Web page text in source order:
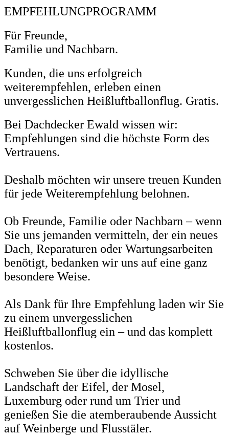
EMPFEHLUNGPROGRAMM
Für Freunde,
Familie und Nachbarn.
Kunden, die uns erfolgreich
weiterempfehlen, erleben einen
unvergesslichen Heißluftballonflug. Gratis.
Bei Dachdecker Ewald wissen wir:
Empfehlungen sind die höchste Form des
Vertrauens.
Deshalb möchten wir unsere treuen Kunden
für jede Weiterempfehlung belohnen.
Ob Freunde, Familie oder Nachbarn – wenn
Sie uns jemanden vermitteln, der ein neues
Dach, Reparaturen oder Wartungsarbeiten
benötigt, bedanken wir uns auf eine ganz
besondere Weise.
Als Dank für Ihre Empfehlung laden wir Sie
zu einem unvergesslichen
Heißluftballonflug ein – und das komplett
kostenlos.
Schweben Sie über die idyllische
Landschaft der Eifel, der Mosel,
Luxemburg oder rund um Trier und
genießen Sie die atemberaubende Aussicht
auf Weinberge und Flusstäler.